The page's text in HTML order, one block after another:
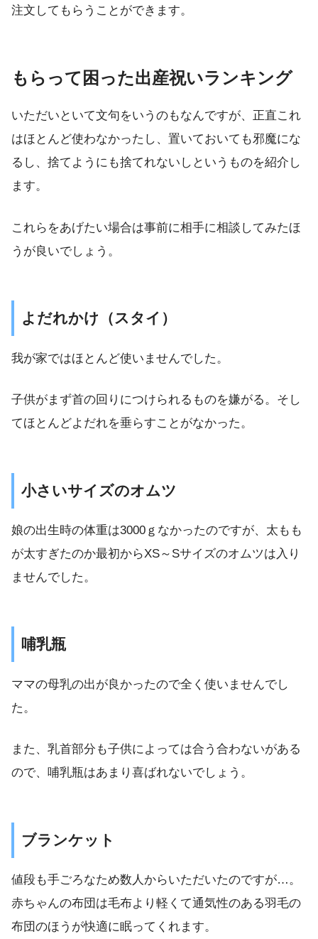
注文してもらうことができます。
もらって困った出産祝いランキング
いただいといて文句をいうのもなんですが、正直これ
はほとんど使わなかったし、置いておいても邪魔にな
るし、捨てようにも捨てれないしというものを紹介し
ます。
これらをあげたい場合は事前に相手に相談してみたほ
うが良いでしょう。
よだれかけ（スタイ）
我が家ではほとんど使いませんでした。
子供がまず首の回りにつけられるものを嫌がる。そし
てほとんどよだれを垂らすことがなかった。
小さいサイズのオムツ
娘の出生時の体重は3000ｇなかったのですが、太もも
が太すぎたのか最初からXS～Sサイズのオムツは入り
ませんでした。
哺乳瓶
ママの母乳の出が良かったので全く使いませんでし
た。
また、乳首部分も子供によっては合う合わないがある
ので、哺乳瓶はあまり喜ばれないでしょう。
ブランケット
値段も手ごろなため数人からいただいたのですが…。
赤ちゃんの布団は毛布より軽くて通気性のある羽毛の
布団のほうが快適に眠ってくれます。